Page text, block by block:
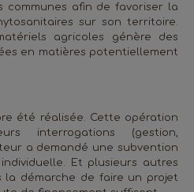
communes afin de favoriser la
sur son territoire.
agricoles génère des
en matières potentiellement
été réalisée. Cette opération
interrogations (gestion,
a demandé une subvention
Et plusieurs autres
démarche de faire un projet